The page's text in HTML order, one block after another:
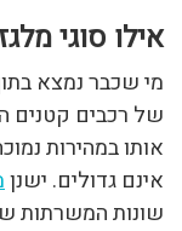
אילו סוגי
מי שכבר נמצא
של רכבים קטנים
אותו במהירות
אינם גדולים. ישנן
שונות המשרתות